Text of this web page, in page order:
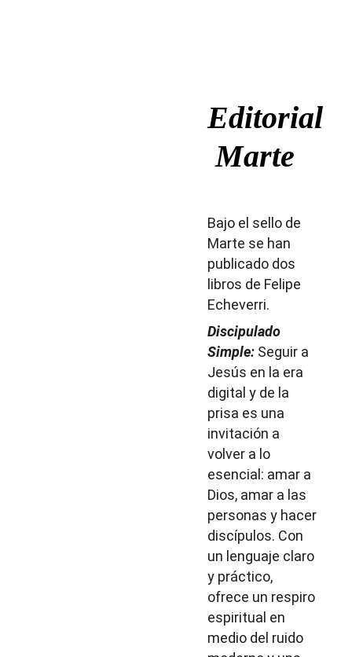
Editorial
Marte
Bajo el sello de
Marte se han
publicado dos
libros de Felipe
Echeverri.
Discipulado
Simple: Seguir a
Jesús en la era
digital y de la
prisa es una
invitación a
volver a lo
esencial: amar a
Dios, amar a las
personas y hacer
discípulos. Con
un lenguaje claro
y práctico,
ofrece un respiro
espiritual en
medio del ruido